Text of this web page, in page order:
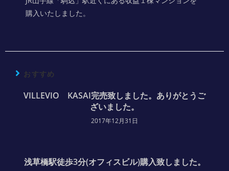
購入いたしました。
おすすめ
VILLEVIO KASAI完売致しました。ありがとうご
ざいました。
2017年12月31日
浅草橋駅徒歩3分(オフィスビル)購入致しました。